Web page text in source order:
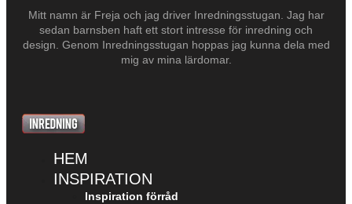
Mitt namn är Freja och jag driver Inredningsstugan. Jag har
sedan barnsben haft ett stort intresse för inredning och
design. Genom Inredningsstugan hoppas jag kunna dela med
mig av mina lärdomar.
HEM
INSPIRATION
Inspiration förråd